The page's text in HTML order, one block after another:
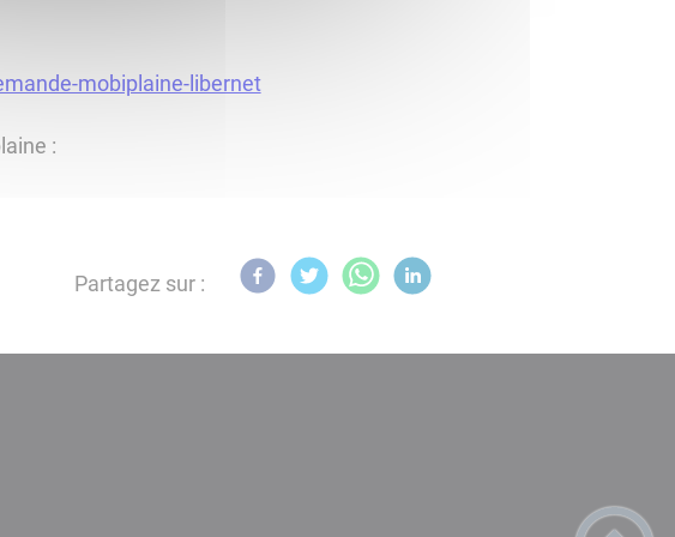
mobiplaine-libernet
:
Partagez sur :